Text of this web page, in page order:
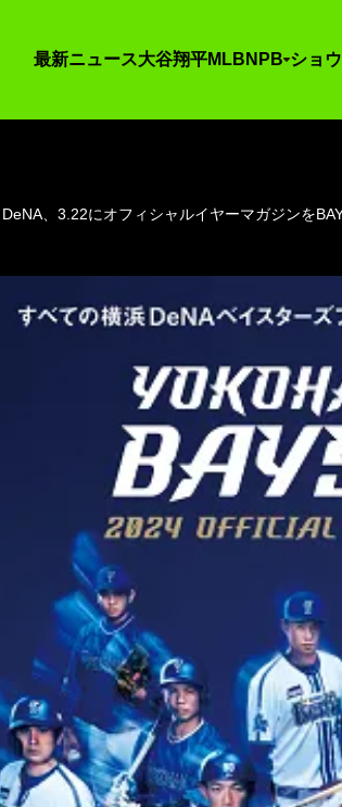
最新ニュース大谷翔平MLB NPB ショ
DeNA、3.22にオフィシャルイヤーマガジンを